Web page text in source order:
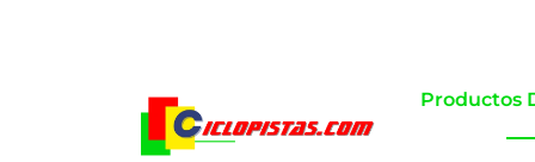
Productos